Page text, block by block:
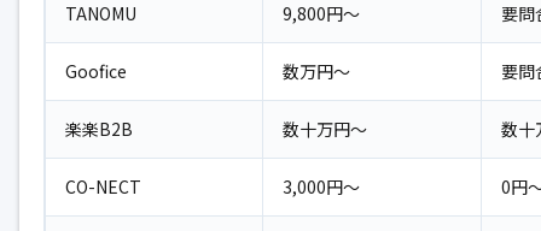
TANOMU 9,800円〜 要問
Goofice 数万円〜 要問
楽楽B2B 数十万円〜 数十
CO-NECT 3,000円〜 0円